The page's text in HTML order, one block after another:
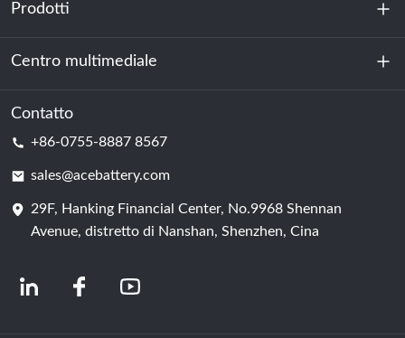
Chi siamo
Sostenibilità
Prodotti
Accumulo di energia
Centro dati e sala server
Cella della batteria
Centro multimediale
Notizia
Contatto
+86-0755-8887 8567
sales@acebattery.com
29F, Hanking Financial Center, No.9968 Shennan
Avenue, distretto di Nanshan, Shenzhen, Cina